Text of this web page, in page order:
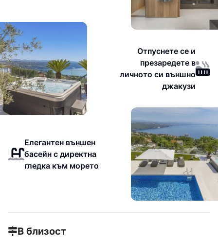
Отпуснете се и
презаредете в
личното си външно
джакузи
Елегантен външен
басейн с директна
гледка към морето
В близост